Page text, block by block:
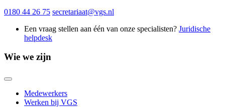
0180 44 26 75 secretariaat@vgs.nl
Een vraag stellen aan één van onze specialisten? Juridische
helpdesk
Wie we zijn
Medewerkers
Werken bij VGS